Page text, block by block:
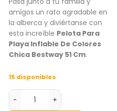
amigos un rato agradable en
la alberca y diviértanse con
esta increíble Pelota Para
Playa Inflable De Colores
Chica Bestway 51 Cm.
15 disponibles
- +